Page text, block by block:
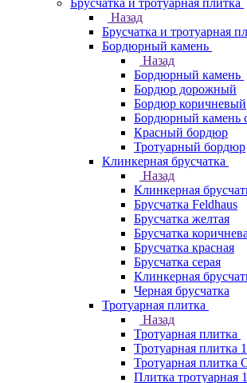
Брусчатка и тротуарная плитка
Назад
Брусчатка и тротуарная
Бордюрный камень
Назад
Бордюрный камень
Бордюр дорожный
Бордюр коричневый
Бордюрный камень
Красный бордюр
Тротуарный бордюр
Клинкерная брусчатка
Назад
Клинкерная
Брусчатка Feldhaus
Брусчатка желтая
Брусчатка
Брусчатка красная
Брусчатка серая
Клинкерная
Черная брусчатка
Тротуарная плитка
Назад
Тротуарная плитка
Тротуарная плитка
Тротуарная плитка
Плитка тротуарная